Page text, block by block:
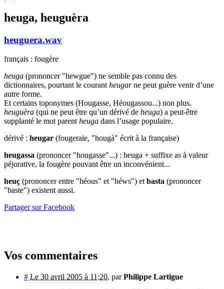
heuga, heuguèra
heuguera.wav
français : fougère
heuga (prononcer "hewgue") ne semble pas connu des
dictionnaires, pourtant le courantheugarne peut guère venir d’une
autre forme.
Et certains toponymes (Hougasse, Héougassou...) non plus.
heuguèra (qui ne peut être qu’un dérivé de heuga) a peut-être
supplanté le mot parentheuga dans l’usage populaire.
dérivé : heugar (fougeraie, "hougà" écrit à la française)
heugassa (prononcer "hougasse"...) : heuga + suffixe as à valeur
péjorative, la fougère pouvant être un inconvénient...
heuç (prononcer entre "héous" et "héws") etbasta (prononcer
"baste") existent aussi.
Partager sur Facebook
Vos commentaires
# Le 30 avril 2005 à 11:20, parPhilippe Lartigue